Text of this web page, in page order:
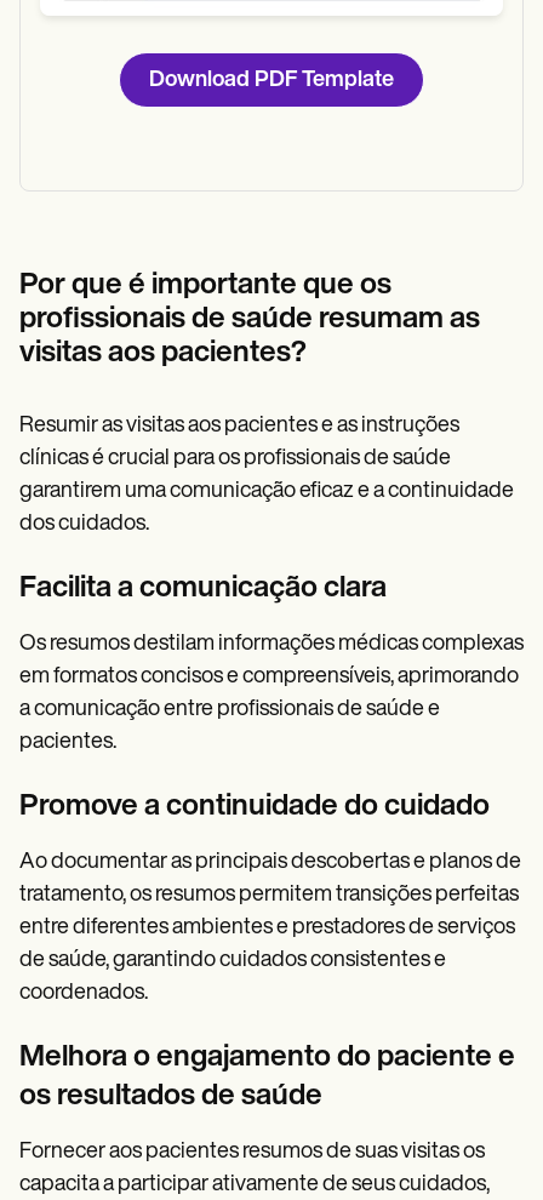
Download PDF Template
Por que é importante que os
profissionais de saúde resumam as
visitas aos pacientes?
Resumir as visitas aos pacientes e as instruções
clínicas é crucial para os profissionais de saúde
garantirem uma comunicação eficaz e a continuidade
dos cuidados.
Facilita a comunicação clara
Os resumos destilam informações médicas complexas
em formatos concisos e compreensíveis, aprimorando
a comunicação entre profissionais de saúde e
pacientes.
Promove a continuidade do cuidado
Ao documentar as principais descobertas e planos de
tratamento, os resumos permitem transições perfeitas
entre diferentes ambientes e prestadores de serviços
de saúde, garantindo cuidados consistentes e
coordenados.
Melhora o engajamento do paciente e
os resultados de saúde
Fornecer aos pacientes resumos de suas visitas os
capacita a participar ativamente de seus cuidados,